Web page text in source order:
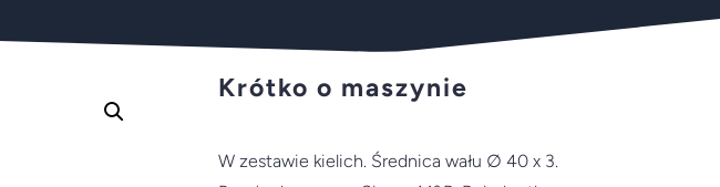
Krótko o maszynie
W zestawie kielich. Średnica wału ∅ 40 x 3.